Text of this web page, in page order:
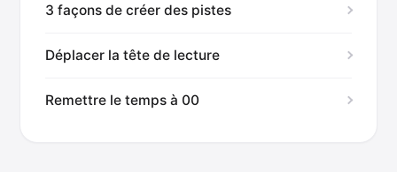
3 façons de créer des pistes
Déplacer la tête de lecture
Remettre le temps à 00